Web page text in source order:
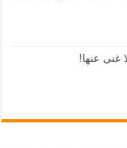
عنها!